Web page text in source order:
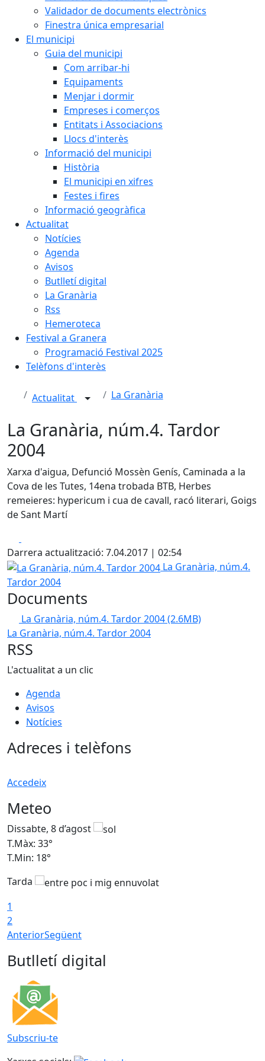
Validador de documents electrònics
Finestra única empresarial
El municipi
Guia del municipi
Com arribar-hi
Equipaments
Menjar i dormir
Empreses i comerços
Entitats i Associacions
Llocs d'interès
Informació del municipi
Història
El municipi en xifres
Festes i fires
Informació geogràfica
Actualitat
Notícies
Agenda
Avisos
Butlletí digital
La Granària
Rss
Hemeroteca
Festival a Granera
Programació Festival 2025
Telèfons d'interès
Actualitat La Granària
La Granària, núm.4. Tardor
2004
Xarxa d'aigua, Defunció Mossèn Genís, Caminada a la
Cova de les Tutes, 14ena trobada BTB, Herbes
remeieres: hypericum i cua de cavall, racó literari, Goigs
de Sant Martí
Darrera actualització: 7.04.2017 | 02:54
La Granària, núm.4. Tardor 2004
La Granària, núm.4.
Tardor 2004
Documents
La Granària, núm.4. Tardor 2004(2.6MB)
La Granària, núm.4. Tardor 2004
RSS
L'actualitat a un clic
Agenda
Avisos
Notícies
Adreces i telèfons
Accedeix
Meteo
Dissabte, 8 d’agost
T.Màx: 33°
T.Min: 18°
Tarda
1
2
AnteriorSegüent
Butlletí digital
Subscriu-te